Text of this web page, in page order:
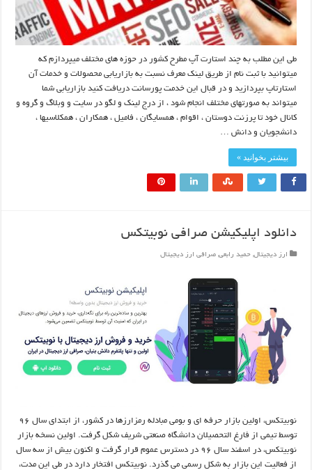
طی این مطلب به چند استارت آپ مطرح کشور در حوزه های مختلف میپردازم که
میتوانید با ثبت نام از طریق لینک معرف نسبت به بازاریابی محصولات و خدمات آن
استارتاپ بپردازید و در قبال این خدمت پورسانت دریافت کنید بازاریابی شما
میتواند به صورتهای مختلف انجام شود ، از درج لینک و لگو در سایت و وبلاگ و گروه و
کانال خود تا پرزنت دوستان ، اقوام ، همسایگان ، فامیل ، همکاران ، همکلاسیها ،
دانشجویان و دانش …
بیشتر بخوانید »
دانلود اپلیکیشن صرافی نوبیتکس
ارز دیجیتال, حمید رابعی, صرافی ارز دیجیتال
نوبیتکس، اولین بازار حرفه ای و بومی مبادله رمزارزها در کشور، از ابتدای سال ۹۶
توسط تیمی از فارغ التحصیلان دانشگاه صنعتی شریف شکل گرفت. اولین نسخه بازار
نوبیتکس، در اسفند سال ۹۶ در دسترس عموم قرار گرفت و اکنون بیش از سه سال
از فعالیت این بازار به شکل رسمی می گذرد. نوبیتکس افتخار دارد در طی این مدت،